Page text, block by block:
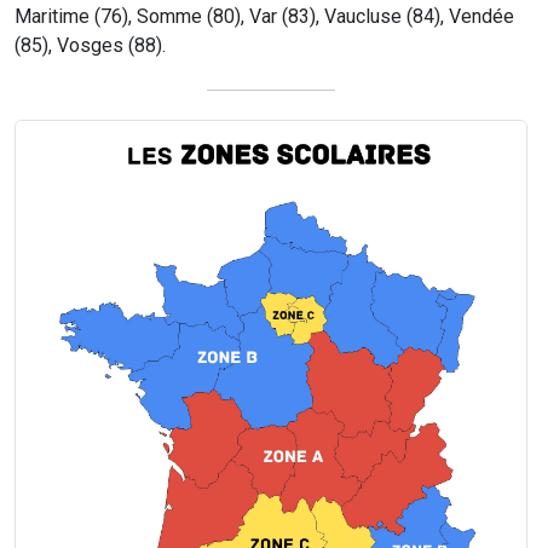
Maritime (76), Somme (80), Var (83), Vaucluse (84), Vendée
(85), Vosges (88).